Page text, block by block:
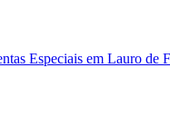
Especiais em Lauro de